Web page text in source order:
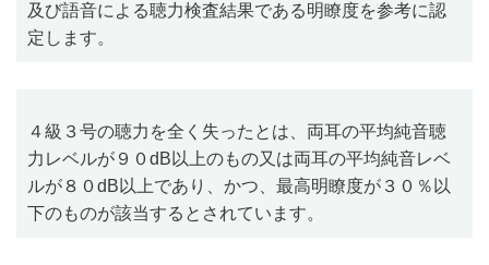
及び語音による聴力検査結果である明瞭度を参考に認
定します。
４級３号の聴力を全く失ったとは、両耳の平均純音聴
力レベルが９０dB 以上のもの又は両耳の平均純音レベ
ルが８０dB 以上であり、かつ、最高明瞭度が３０％以
下のものが該当するとされています。